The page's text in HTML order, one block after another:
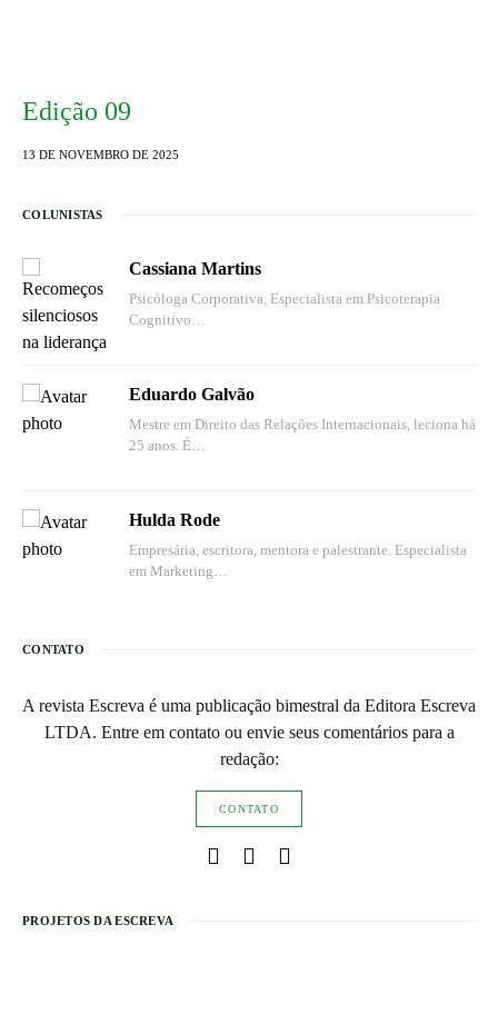
Edição 09
13 DE NOVEMBRO DE 2025
COLUNISTAS
Cassiana Martins
Psicóloga Corporativa, Especialista em Psicoterapia
Cognitivo…
Eduardo Galvão
Mestre em Direito das Relações Internacionais, leciona há
25 anos. É…
Hulda Rode
Empresária, escritora, mentora e palestrante. Especialista
em Marketing…
CONTATO
A revista Escreva é uma publicação bimestral da Editora Escreva
LTDA. Entre em contato ou envie seus comentários para a
redação:
CONTATO
PROJETOS DA ESCREVA